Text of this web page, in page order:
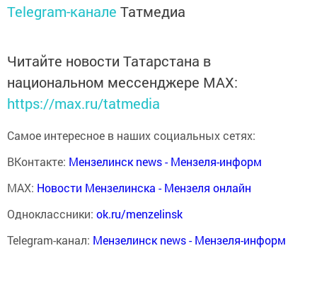
Telegram-канале Татмедиа
Читайте новости Татарстана в
национальном мессенджере MАХ:
https://max.ru/tatmedia
Самое интересное в наших социальных сетях:
ВКонтакте: Мензелинск news - Мензеля-информ
MAX: Новости Мензелинска - Мензеля онлайн
Одноклассники: ok.ru/menzelinsk
Telegram-канал: Мензелинск news - Мензеля-информ